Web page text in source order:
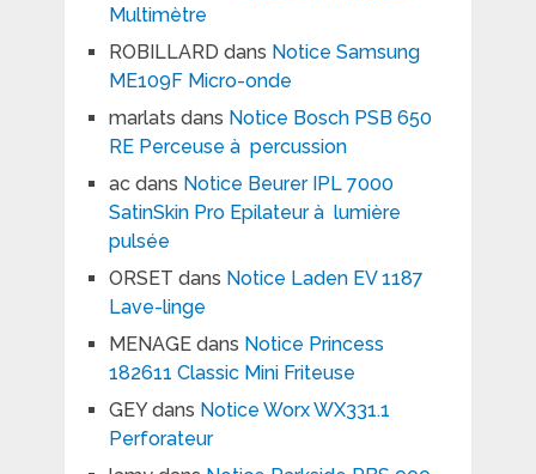
Multimètre
ROBILLARD dans Notice Samsung
ME109F Micro-onde
marlats dans Notice Bosch PSB 650
RE Perceuse à percussion
acdans Notice Beurer IPL 7000
SatinSkin Pro Epilateur à lumière
pulsée
ORSET dans Notice Laden EV 1187
Lave-linge
MENAGEdans Notice Princess
182611 Classic Mini Friteuse
GEYdans Notice Worx WX331.1
Perforateur